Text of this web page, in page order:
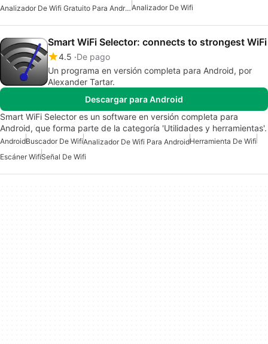
Analizador De Wifi Gratuito Para Android Analizador De Wifi
Smart WiFi Selector: connects to strongest WiFi
4.5 De pago
Un programa en versión completa para Android, por
Alexander Tartar.
Descargar para Android
Smart WiFi Selector es un software en versión completa para
Android, que forma parte de la categoría 'Utilidades y herramientas'.
AndroidBuscador De WifiAnalizador De Wifi Para AndroidHerramienta De Wifi
Escáner WifiSeñal De Wifi